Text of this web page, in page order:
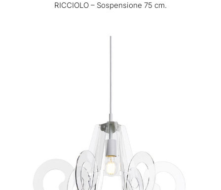
RICCIOLO – Sospensione 75 cm.